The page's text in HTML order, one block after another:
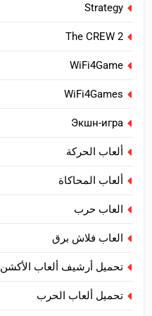
Strategy
The CREW 2
WiFi4Game
WiFi4Games
Экшн-игра
ألعاب الحركة
ألعاب المحاكاة
العاب حرب
العاب فلاش برق
تحميل أرشيف ألعاب الأكشن
تحميل ألعاب الحرب